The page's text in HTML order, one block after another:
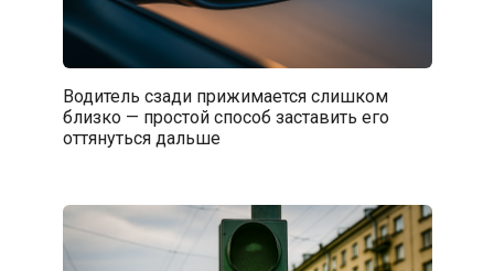
Водитель сзади прижимается слишком
близко — простой способ заставить его
оттянуться дальше